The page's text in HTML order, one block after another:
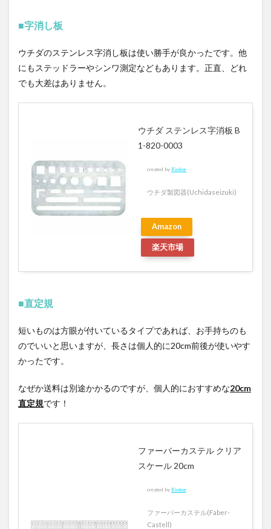
■字消し板
ウチダのステンレス字消し板は使い勝手が良かったです。他
にもステッドラーやシンワ測定などもあります。正直、どれ
でも大差はありません。
ウチダ ステンレス字消板 B
1-820-0003
created by Rinker
ウチダ製図器(Uchidaseizuki)
Amazon
楽天市場
■直定規
短いものは方眼が付いているタイプであれば、お手持ちのも
のでいいと思いますが、長さは個人的に20cm前後が使いやす
かったです。
なぜか送料は別途かかるのですが、個人的におすすめな20cm
直定規です！
ファーバーカステル クリア
スケール 20cm
created by Rinker
ファーバーカステル(Faber-
Castell)